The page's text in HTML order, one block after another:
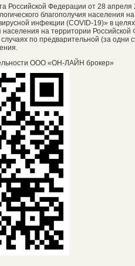
Российской Федерации от 28
благополучия населения
инфекции (COVID-19)» в
населения на территории
по предварительной (за одни
ООО «ОН-ЛАЙН брокер»